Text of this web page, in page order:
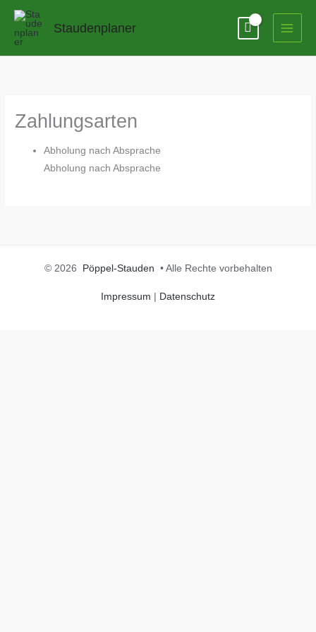
Zum
springen
Staudenplaner
Zahlungsarten
Abholung nach Absprache
Abholung nach Absprache
© 2026 Pöppel-Stauden • Alle Rechte vorbehalten
Impressum Datenschutz